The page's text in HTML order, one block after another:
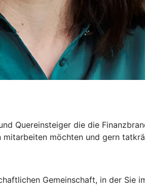
Quereinsteiger die die
möchten und gern
Gemeinschaft, in der Sie